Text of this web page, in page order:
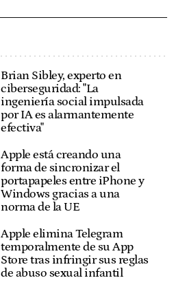
Brian Sibley, experto en
ciberseguridad: "La
ingeniería social impulsada
por IA es alarmantemente
efectiva"
Apple está creando una
forma de sincronizar el
portapapeles entre iPhone y
Windows gracias a una
norma de la UE
Apple elimina Telegram
temporalmente de su App
Store tras infringir sus reglas
de abuso sexual infantil